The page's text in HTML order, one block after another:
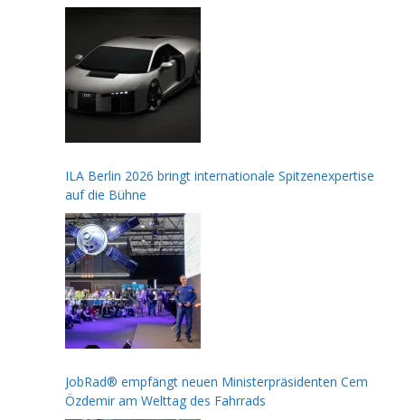
ILA Berlin 2026 bringt internationale Spitzenexpertise
auf die Bühne
JobRad® empfängt neuen Ministerpräsidenten Cem
Özdemir am Welttag des Fahrrads